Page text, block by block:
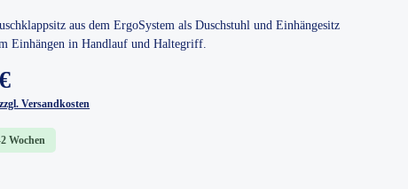
aus dem ErgoSystem als Duschstuhl und Einhängesitz
Einhängen in Handlauf und Haltegriff.
Versandkosten
Wochen